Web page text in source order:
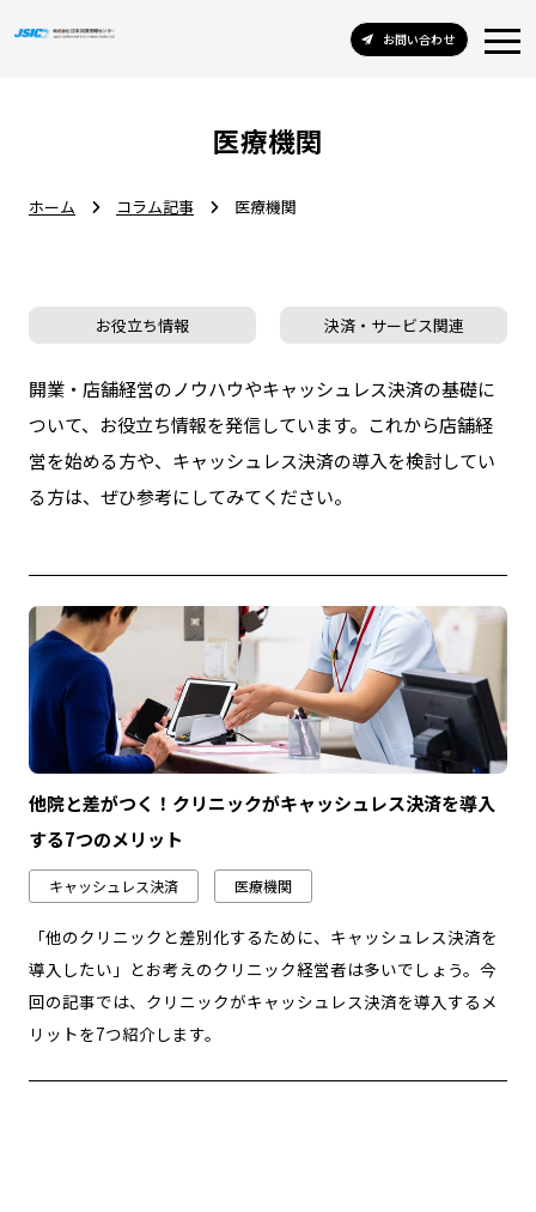
お問い合わせ
医療機関
ホーム コラム記事 医療機関
お役立ち情報 決済・サービス関連
開業・店舗経営のノウハウやキャッシュレス決済の基礎に
ついて、お役立ち情報を発信しています。これから店舗経
営を始める方や、キャッシュレス決済の導入を検討してい
る方は、ぜひ参考にしてみてください。
他院と差がつく！クリニックがキャッシュレス決済を導入
する7つのメリット
キャッシュレス決済 医療機関
「他のクリニックと差別化するために、キャッシュレス決済を
導入したい」とお考えのクリニック経営者は多いでしょう。今
回の記事では、クリニックがキャッシュレス決済を導入するメ
リットを7つ紹介します。